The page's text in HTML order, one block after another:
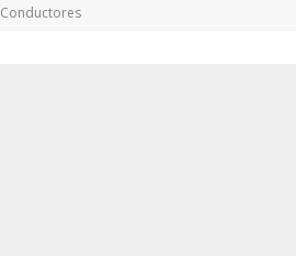
SHOWS VIA STREAMING
Conductores